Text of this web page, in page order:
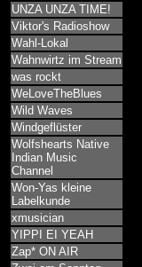
UNZA UNZA TIME!
Viktor's Radioshow
Wahl-Lokal
Wahnwirtz im Stream
was rockt
WeLoveTheBlues
Wild Waves
Windgeflüster
Wolfshearts Native
Indian Music
Channel
Won-Yas kleine
Labelkunde
xmusician
YIPPI EI YEAH
Zap* ON AIR